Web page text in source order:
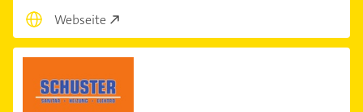
Webseite